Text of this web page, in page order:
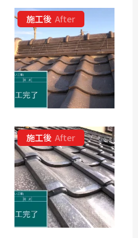
施工後 After
施工後 After